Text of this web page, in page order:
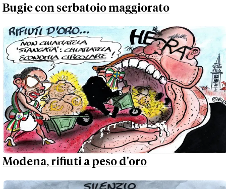
Bugie con serbatoio maggiorato
Modena, rifiuti a peso d'oro